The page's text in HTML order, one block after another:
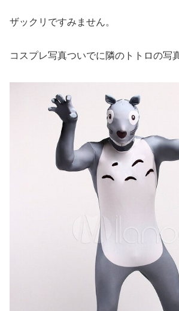
ザックリですみません。
コスプレ写真ついでに隣のトトロの写